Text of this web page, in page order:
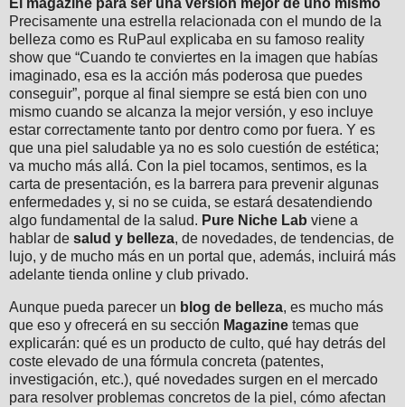
El magazine para ser una versión mejor de uno mismo
Precisamente una estrella relacionada con el mundo de la
belleza como es RuPaul explicaba en su famoso reality
show que “Cuando te conviertes en la imagen que habías
imaginado, esa es la acción más poderosa que puedes
conseguir”, porque al final siempre se está bien con uno
mismo cuando se alcanza la mejor versión, y eso incluye
estar correctamente tanto por dentro como por fuera. Y es
que una piel saludable ya no es solo cuestión de estética;
va mucho más allá. Con la piel tocamos, sentimos, es la
carta de presentación, es la barrera para prevenir algunas
enfermedades y, si no se cuida, se estará desatendiendo
algo fundamental de la salud. Pure Niche Lab viene a
hablar de salud y belleza, de novedades, de tendencias, de
lujo, y de mucho más en un portal que, además, incluirá más
adelante tienda online y club privado.
Aunque pueda parecer un blog de belleza, es mucho más
que eso y ofrecerá en su sección Magazine temas que
explicarán: qué es un producto de culto, qué hay detrás del
coste elevado de una fórmula concreta (patentes,
investigación, etc.), qué novedades surgen en el mercado
para resolver problemas concretos de la piel, cómo afectan